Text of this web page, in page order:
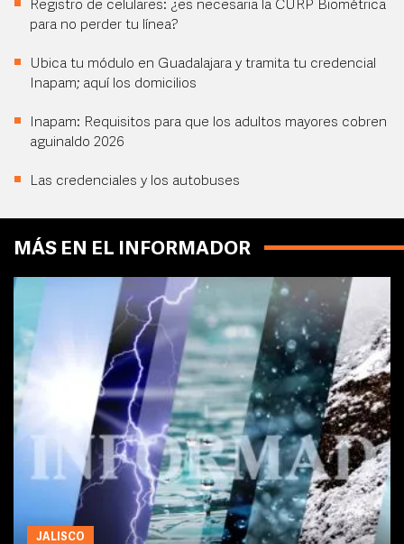
Registro de celulares: ¿es necesaria la CURP Biométrica
para no perder tu línea?
Ubica tu módulo en Guadalajara y tramita tu credencial
Inapam; aquí los domicilios
Inapam: Requisitos para que los adultos mayores cobren
aguinaldo 2026
Las credenciales y los autobuses
MÁS EN EL INFORMADOR
JALISCO